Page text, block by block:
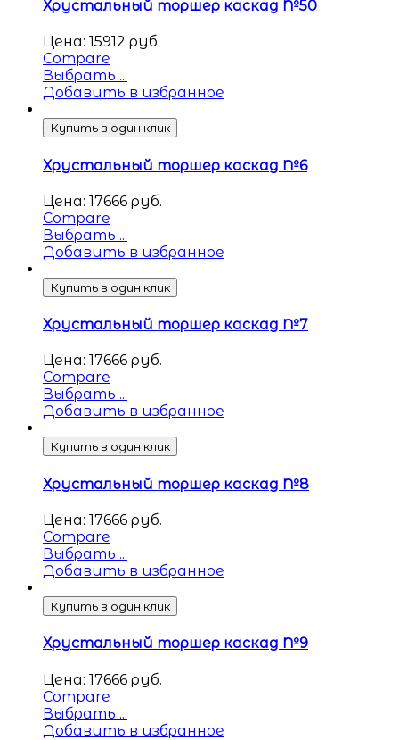
Хрустальный торшер каскад №50
Цена: 15912 руб.
Compare
Выбрать ...
Добавить в избранное
Купить в один клик
Хрустальный торшер каскад №6
Цена: 17666 руб.
Compare
Выбрать ...
Добавить в избранное
Купить в один клик
Хрустальный торшер каскад №7
Цена: 17666 руб.
Compare
Выбрать ...
Добавить в избранное
Купить в один клик
Хрустальный торшер каскад №8
Цена: 17666 руб.
Compare
Выбрать ...
Добавить в избранное
Купить в один клик
Хрустальный торшер каскад №9
Цена: 17666 руб.
Compare
Выбрать ...
Добавить в избранное